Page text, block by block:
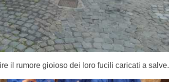
il rumore gioioso dei loro fucili caricati a salve.